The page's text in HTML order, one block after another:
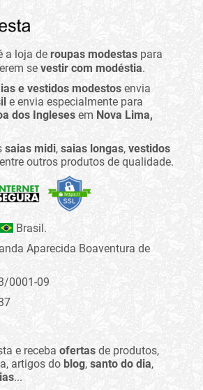
a loja de roupas modestas para
se vestir com modéstia.
e vestidos modestos envia
e envia especialmente para
dos Ingleses em Nova Lima,
saias midi, saias longas, vestidos
entre outros produtos de qualidade.
Brasil.
Aparecida Boaventura de
0001-09
e receba ofertas de produtos,
artigos do blog, santo do dia,
...